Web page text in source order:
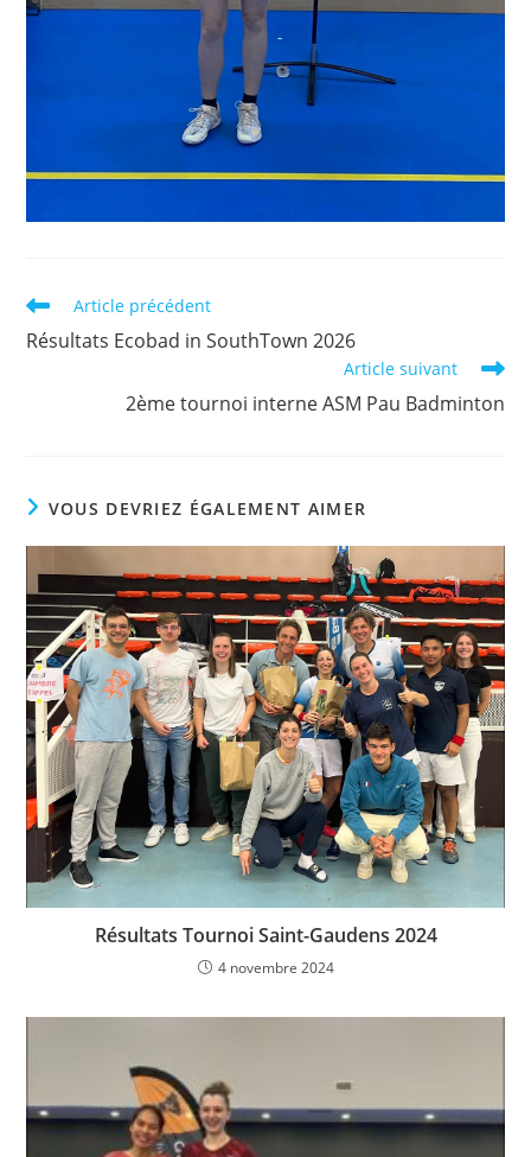
Read
more
articles
Article précédent
Résultats Ecobad in SouthTown 2026
Article suivant
2ème tournoi interne ASM Pau Badminton
VOUS DEVRIEZ ÉGALEMENT AIMER
Résultats Tournoi Saint-Gaudens 2024
4 novembre 2024